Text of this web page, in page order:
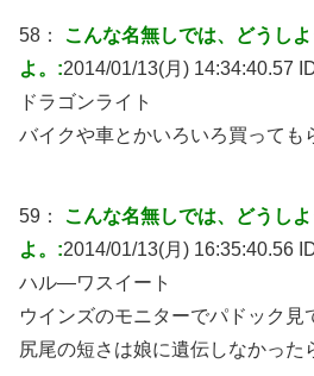
58： こんな名無しでは、どうし
よ。:2014/01/13(月) 14:34:40.57
ドラゴンライト
バイクや車とかいろいろ買っても
59： こんな名無しでは、どうし
よ。:2014/01/13(月) 16:35:40.56
ハル―ワスイート
ウインズのモニターでパドック見
尻尾の短さは娘に遺伝しなかった